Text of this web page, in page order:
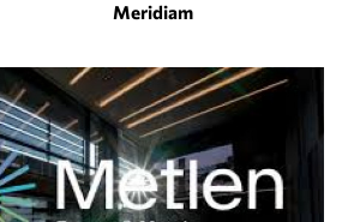
Meridiam